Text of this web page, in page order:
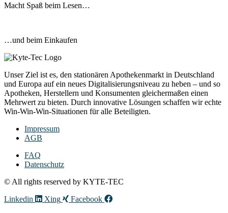
Macht Spaß beim Lesen…
…und beim Einkaufen
Unser Ziel ist es, den stationären Apothekenmarkt in Deutschland
und Europa auf ein neues Digitalisierungsniveau zu heben – und so
Apotheken, Herstellern und Konsumenten gleichermaßen einen
Mehrwert zu bieten. Durch innovative Lösungen schaffen wir echte
Win-Win-Win-Situationen für alle Beteiligten.
Impressum
AGB
FAQ
Datenschutz
© All rights reserved by KYTE-TEC
Linkedin
Xing Facebook